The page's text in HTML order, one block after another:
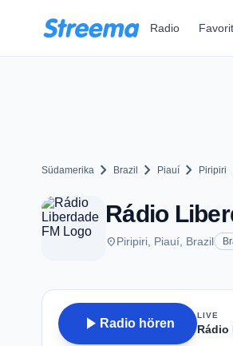
Radio
Südamerika chevron_right Brazil chevron_right Piauí chevron_right Piripiri
Rádio
placePiripiri, Piauí, Brazil
play_arrow Radio hören
LIVE
Rádio